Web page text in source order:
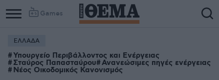
Games
ΕΛΛΑΔΑ
Υπουργείο Περιβάλλοντος και Ενέργειας
Σταύρος Παπασταύρου Ανανεώσιμες πηγές ενέργειας
Νέος Οικοδομικός Κανονισμός